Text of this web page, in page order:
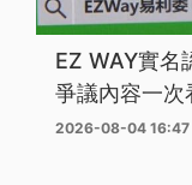
EZ WAY實名
爭議內容一次
2026-08-04 16:47